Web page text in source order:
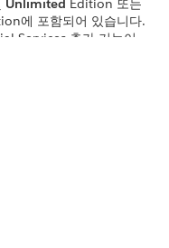
Unlimited Edition 또는
에 포함되어 있습니다.
Services 추가 기능이
의 Knowledge 자료입니
구조화된 컴플레인 데이
플레인 처리 담당자가 에
식별하거나 고객 응답